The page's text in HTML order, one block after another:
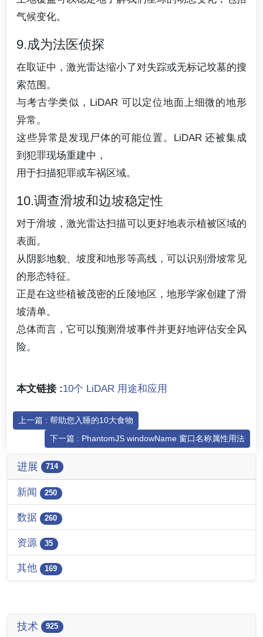
气候变化。
9.成为法医侦探
在取证中，激光雷达缩小了对失踪或无标记坟墓的搜
索范围。
与考古学类似，LiDAR 可以定位地面上细微的地形
异常。
这些异常是发现尸体的可能位置。LiDAR 还被集成
到犯罪现场重建中，
用于扫描犯罪或车祸区域。
10.调查滑坡和边坡稳定性
对于滑坡，激光雷达扫描可以更好地表示植被区域的
表面。
从阴影地貌、坡度和地形等高线，可以识别滑坡常见
的形态特征。
正是在这些植被茂密的丘陵地区，地形学家创建了滑
坡清单。
总体而言，它可以预测滑坡事件并更好地评估安全风
险。
本文链接 :10个 LiDAR 用途和应用
上一篇 : 帮助您入睡的10大食物
下一篇 : PhantomJS windowName 窗口名称属性用法
进展 714
新闻 250
数据 260
资源 35
其他 169
技术 925